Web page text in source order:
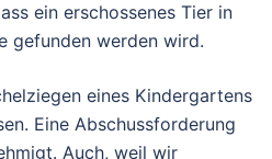
ein erschossenes Tier in
gefunden werden wird.
eines Kindergartens
Eine Abschussforderung
Auch, weil wir